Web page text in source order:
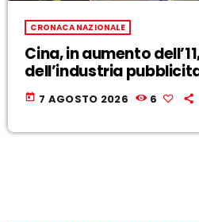
CRONACA NAZIONALE
Cina, in aumento
dell’industria
today 7 AGOSTO 2026 6